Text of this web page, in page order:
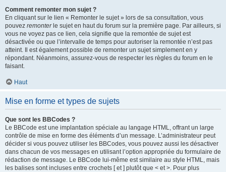
Comment remonter mon sujet ?
En cliquant sur le lien « Remonter le sujet » lors de sa consultation, vous
pouvez remonterle sujet en haut du forum sur la première page. Par ailleurs, si
vous ne voyez pas ce lien, cela signifie que la remontée de sujet est
désactivée ou que l’intervalle de temps pour autoriser la remontée n’est pas
atteint. Il est également possible de remonter un sujet simplement en y
répondant. Néanmoins, assurez-vous de respecter les règles du forum en le
faisant.
Haut
Mise en forme et types de sujets
Que sont les BBCodes ?
Le BBCode est une implantation spéciale au langage HTML, offrant un large
contrôle de mise en forme des éléments d’un message. L’administrateur peut
décider si vous pouvez utiliser les BBCodes, vous pouvez aussi les désactiver
dans chacun de vos messages en utilisant l’option appropriée du formulaire de
rédaction de message. Le BBCode lui-même est similaire au style HTML, mais
les balises sont incluses entre crochets [ et ] plutôt que < et >. Pour plus